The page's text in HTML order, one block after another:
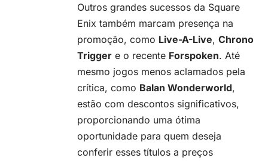
Outros grandes sucessos da Square
Enix também marcam presença na
promoção, como Live-A-Live, Chrono
Trigger e o recente Forspoken. Até
mesmo jogos menos aclamados pela
crítica, como Balan Wonderworld,
estão com descontos significativos,
proporcionando uma ótima
oportunidade para quem deseja
conferir esses títulos a preços